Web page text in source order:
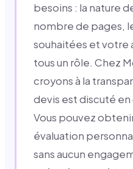
besoins : la nature
nombre de pages,
souhaitées et
tous un rôle. Chez
croyons à la
devis est discuté en
Vous pouvez
évaluation
sans aucun